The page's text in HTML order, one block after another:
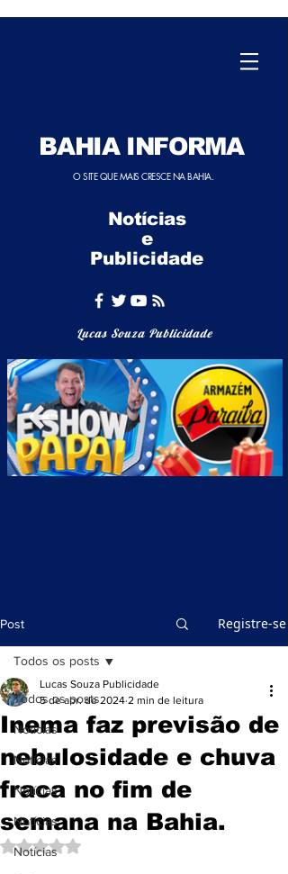
BAHIA INFORMA
O SITE QUE MAIS CRESCE NA BAHIA.
Notícias
e
Publicidade
Lucas Souza Publicidade
Post Registre-se
Todos os posts
Notícias
Notícias
Notícias
Notícias
Notícias
Todos os posts
Inema faz previsão de
nebulosidade e chuva
fraca no fim de
semana na Bahia.
Lucas Souza Publicidade
5 de abr. de 2024 2 min de leitura
Avaliado com NaN de 5 estrelas.